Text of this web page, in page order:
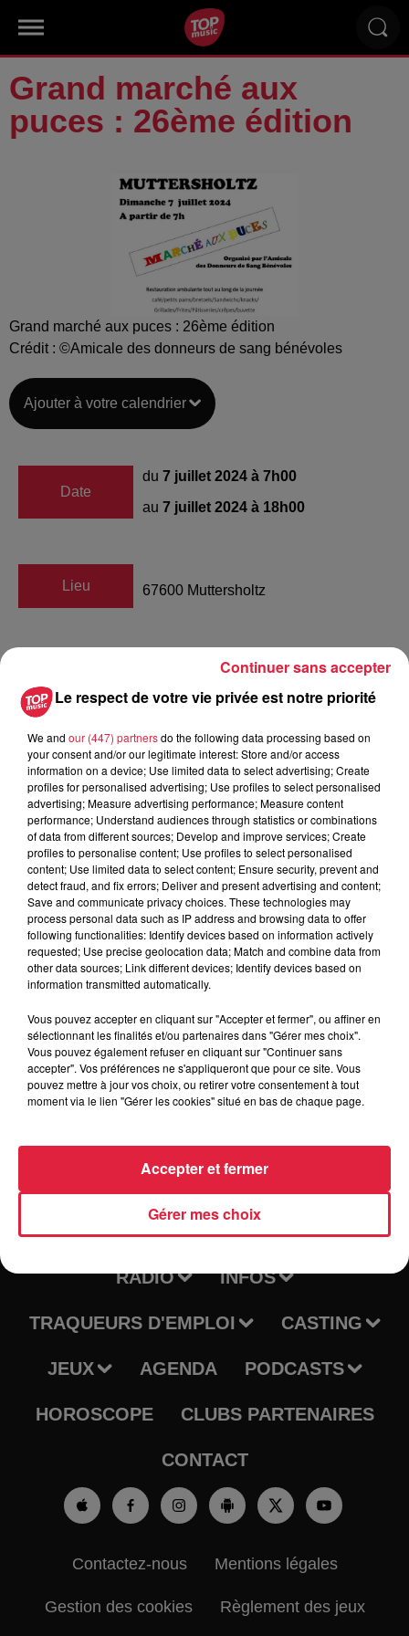
Grand marché aux
puces : 26ème édition
Grand marché aux puces : 26ème édition
Crédit : ©Amicale des donneurs de sang bénévoles
Ajouter à votre calendrier
Date
du 7 juillet 2024 à 7h00
au 7 juillet 2024 à 18h00
Lieu 67600 Muttersholtz
L’Amicale des donneurs de Sang
Tarif Gratuit
L’Amicale des donneurs de Sang Bénévolesde
Muttersholtz organise son traditionnel marché aux puces
(26ème édition) dans les rues du village à partir de 7h.
Le prix de l’emplacement pour les particuliers s’élève à 13 €
pour 5m + 5 € de caution. Attention uniquement sur
inscription !
Tout au long de la journée, restauration assurée par les
organisateurs : café, tisane, petits pains, bretzels, knacks,
sandwichs, grillades, frites, pâtisseries, crêpes sucrées,
boissons, bière pression…
RADIO INFOS
TRAQUEURS D'EMPLOI CASTING
JEUX AGENDA PODCASTS
HOROSCOPE CLUBS PARTENAIRES
CONTACT
Contactez-nous Mentions légales
Gestion des cookies Règlement des jeux
Le respect de votre vie privée est notre priorité
We and our (447) partnersdo the following data processing based on
your consent and/or our legitimate interest: Store and/or access
information on a device; Use limited data to select advertising; Create
profiles for personalised advertising; Use profiles to select personalised
advertising; Measure advertising performance; Measure content
performance; Understand audiences through statistics or combinations
of data from different sources; Develop and improve services; Create
profiles to personalise content; Use profiles to select personalised
content; Use limited data to select content; Ensure security, prevent and
detect fraud, and fix errors; Deliver and present advertising and content;
Save and communicate privacy choices. These technologies may
process personal data such as IP address and browsing data to offer
following functionalities: Identify devices based on information actively
requested; Use precise geolocation data; Match and combine data from
other data sources; Link different devices; Identify devices based on
information transmitted automatically.
Vous pouvez accepter en cliquant sur "Accepter et fermer", ou affiner en
sélectionnant les finalités et/ou partenaires dans "Gérer mes choix".
Vous pouvez également refuser en cliquant sur "Continuer sans
accepter". Vos préférences ne s'appliqueront que pour ce site. Vous
pouvez mettre à jour vos choix, ou retirer votre consentement à tout
moment via le lien "Gérer les cookies" situé en bas de chaque page.
Gérer mes choix
Accepter et fermer
Continuer sans accepter